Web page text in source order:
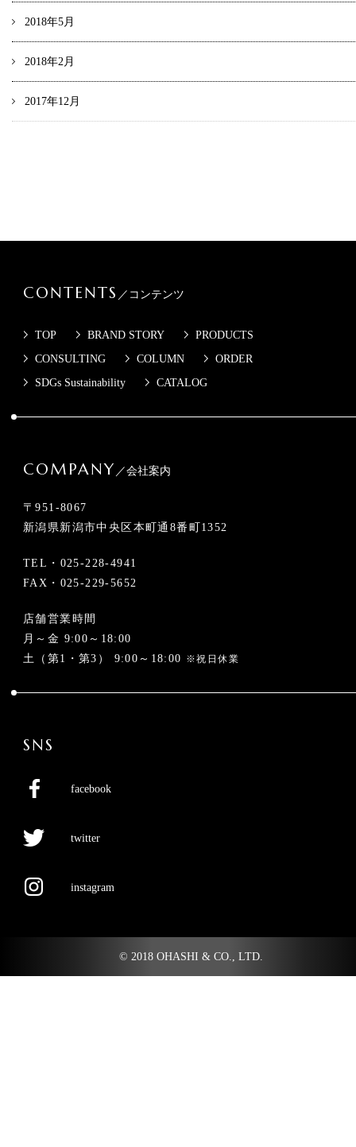
2018年5月
2018年2月
2017年12月
CONTENTS ／コンテンツ
TOP BRAND STORY
PRODUCTS
CONSULTING
COLUMN
ORDER
SDGs Sustainability
CATALOG
COMPANY ／会社案内
〒951-8067
新潟県新潟市中央区本町通8番町1352
TEL・ 025-228-4941
FAX・025-229-5652
店舗営業時間
月～金 9:00～18:00
土（第1・第3） 9:00～18:00 ※祝日休業
SNS
facebook
twitter
instagram
© 2018 OHASHI & CO., LTD.